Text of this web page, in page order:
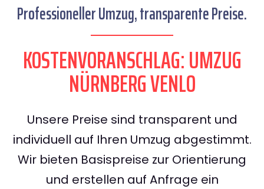
Professioneller Umzug, transparente Preise.
KOSTENVORANSCHLAG: UMZUG
NÜRNBERG VENLO
Unsere Preise sind transparent und
individuell auf Ihren Umzug abgestimmt.
Wir bieten Basispreise zur Orientierung
und erstellen auf Anfrage ein